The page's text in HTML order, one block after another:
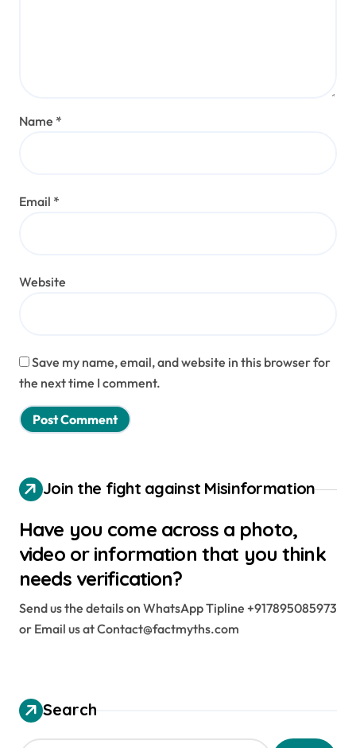
Name *
Email *
Website
Save my name, email, and website in this browser for
the next time I comment.
Join the fight against Misinformation
Have you come across a photo,
video or information that you think
needs verification?
Send us the details on WhatsApp Tipline +917895085973
or Email us at Contact@factmyths.com
Search